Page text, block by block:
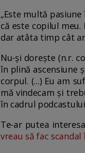
„Este multă
că este copilul
dar atâta timp cât
Nu-și dorește (n.r.
în plină ascensiune
corpul. (...) Eu am
mă vindecam și
în cadrul
Te-ar putea
vreau să fac